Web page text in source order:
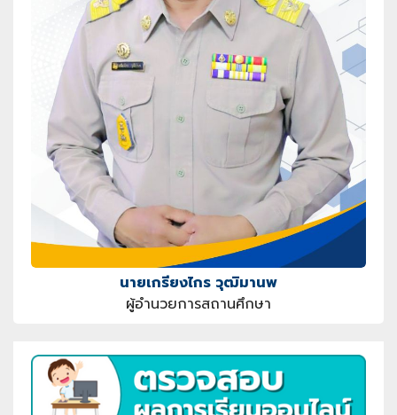
นายเกรียงไกร วุฒิมานพ
ผู้อำนวยการสถานศึกษา